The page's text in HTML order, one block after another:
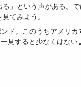
」という声がある。
てみよう。
ド。このうちアメリ
見すると少なくはな